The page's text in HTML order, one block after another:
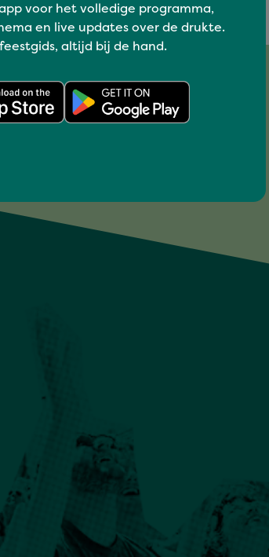
NORN
voor het volledige programma,
en live updates over de drukte.
altijd bij de hand.